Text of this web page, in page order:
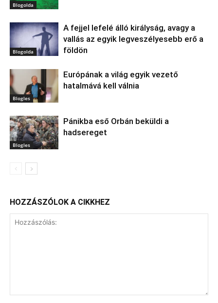
Blogolda
Blogolda
A fejjel lefelé álló királyság, avagy a
vallás az egyik legveszélyesebb erő a
földön
Blogles
Európának a világ egyik vezető
hatalmává kell válnia
Blogles
Pánikba eső Orbán beküldi a
hadsereget
HOZZÁSZÓLOK A CIKKHEZ